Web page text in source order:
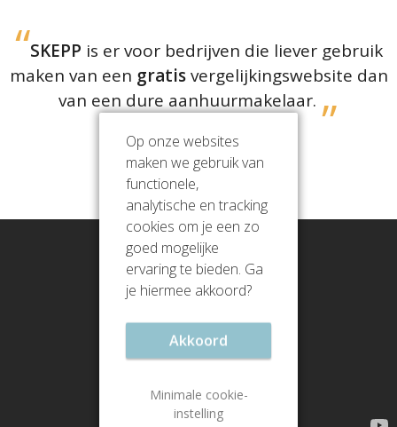
SKEPP is er voor bedrijven die liever gebruik
maken van een gratisvergelijkingswebsite dan
van een dure aanhuurmakelaar.
Jullie beoordelen ons met een
(1364reviews)
Op onze websites
maken we gebruik van
functionele,
analytische en tracking
cookies om je een zo
goed mogelijke
ervaring te bieden. Ga
je hiermee akkoord?
Akkoord
Minimale cookie-
instelling